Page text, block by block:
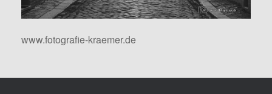
www.fotografie-kraemer.de